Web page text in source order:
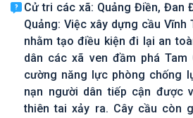
Cử tri các xã: Quảng Điền, Đan
Quảng: Việc xây dựng cầu
nhằm tạo điều kiện đi lại an
dân các xã ven đầm phá Tam
cường năng lực phòng chống
nạn người dân tiếp cận được
thiên tai xảy ra. Cây cầu còn